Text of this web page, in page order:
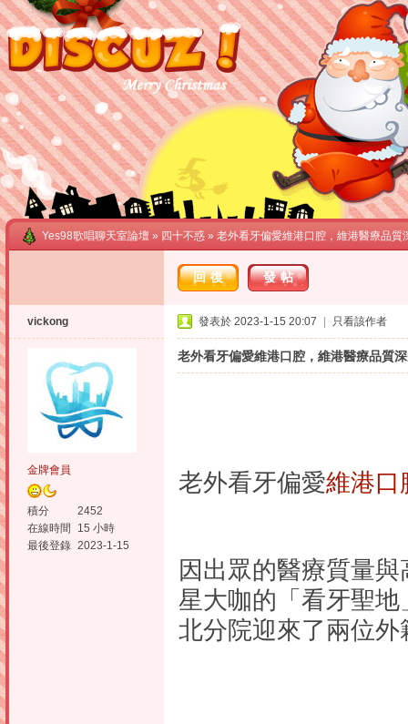
Yes98歌唱聊天室論壇 » 四十不惑 » 老外看牙偏愛維港口腔，維港醫療品質
回復 發帖
vickong
金牌會員
積分
2452
在線時間
15 小時
最後登錄 2023-1-15
發表於 2023-1-15 20:07 只看該作者
老外看牙偏愛維港口腔，維港醫療品質
老外看牙偏愛維港口
因出眾的醫療質量
星大咖的「看牙聖
北分院迎來了兩位